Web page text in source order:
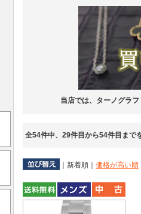
当店では、ターノグラ
全54件中、29件目から54件目まで
新着順 価格が高い順